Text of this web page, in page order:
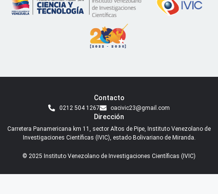
Contacto
0212 504 1267 oacivic23@gmail.com
Dirección
Carretera Panamericana km 11, sector Altos de Pipe, Instituto Venezolano de
Investigaciones Científicas (IVIC), estado Bolivariano de Miranda.
© 2025 Instituto Venezolano de Investigaciones Científicas (IVIC)